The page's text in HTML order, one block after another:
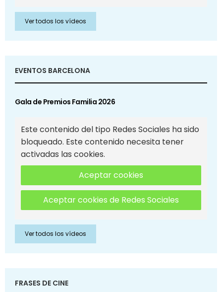
Ver todos los vídeos
EVENTOS BARCELONA
Gala de Premios Familia 2026
Este contenido del tipo Redes Sociales ha sido
bloqueado. Este contenido necesita tener
activadas las cookies.
Aceptar cookies
Aceptar cookies de Redes Sociales
Ver todos los vídeos
FRASES DE CINE